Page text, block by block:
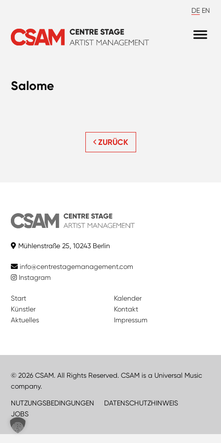
DE EN
Salome
ZURÜCK
Mühlenstraße 25, 10243 Berlin
info@centrestagemanagement.com
Instagram
Start
Künstler
Aktuelles
Kalender
Kontakt
Impressum
© 2026 CSAM. All Rights Reserved. CSAM is a Universal Music
company.
NUTZUNGSBEDINGUNGEN
DATENSCHUTZHINWEIS
JOBS